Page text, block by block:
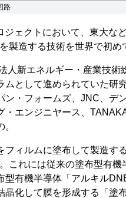
路
クトにおいて、東大など
製造する技術を世界で初め
人新エネルギー・産業技術
ムとして進められていた研
ン・フォームズ、JNC、デ
・エンジニヤース、
ィルムに塗布して製造す
これには従来の塗布型有機
型有機半導体「アルキル
晶化して膜を形成する「塗